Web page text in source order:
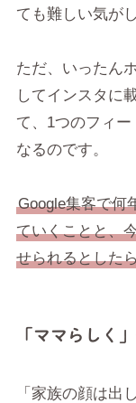
ても難しい気が
ただ、いったん
してインスタに
て、1つのフィ
なるのです。
Google集客で何
ていくことと、
せられるとした
「ママらしく
「家族の顔は出